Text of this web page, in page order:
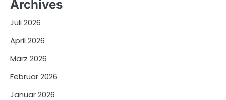
Archives
Juli 2026
April 2026
März 2026
Februar 2026
Januar 2026